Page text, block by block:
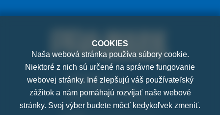
PRAMARK, s.r.o.
K Letňanům 1036/7
182 00 Praha 8 - Ďáblice
COOKIES
Naša webová stránka používa súbory cookie.
Niektoré z nich sú určené na správne fungovanie
webovej stránky. Iné zlepšujú váš používateľský
zážitok a nám pomáhajú rozvíjať naše webové
stránky. Svoj výber budete môcť kedykoľvek zmeniť.